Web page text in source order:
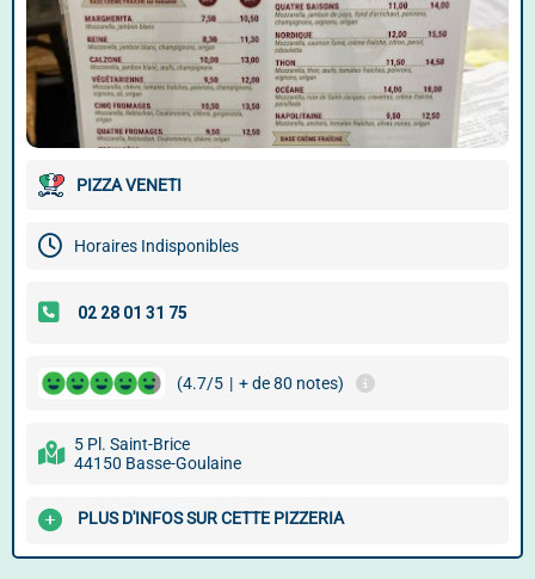
PIZZA VENETI
Horaires Indisponibles
(4.7/5 | + de 80 notes)
5 Pl. Saint-Brice
44150 Basse-Goulaine
PLUS D'INFOS SUR CETTE PIZZERIA